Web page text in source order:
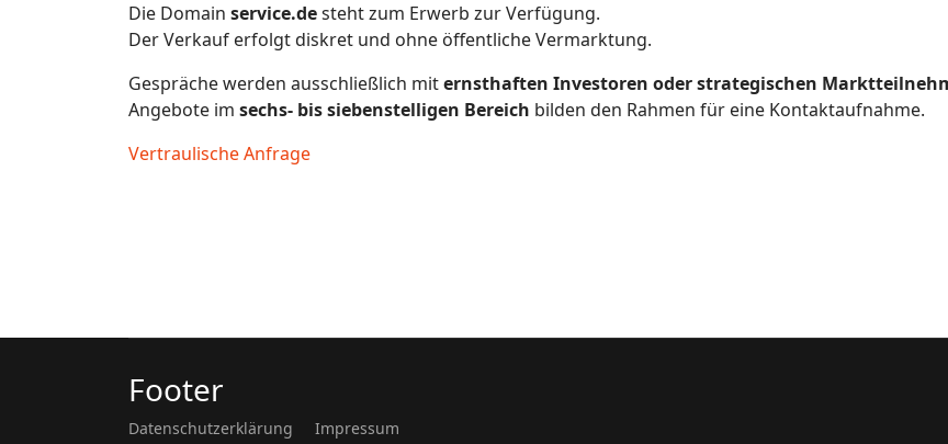
Die Domain service.desteht zum Erwerb zur Verfügung.
Der Verkauf erfolgt diskret und ohne öffentliche Vermarktung.
Gespräche werden ausschließlich miternsthaften Investoren oder strategischen
Angebote im sechs- bis siebenstelligen Bereich bilden den Rahmen für eine Kontaktaufnahme.
Vertraulische Anfrage
Footer
Datenschutzerklärung
Impressum